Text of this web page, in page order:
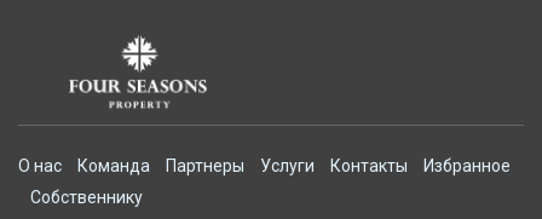
О нас Команда Партнеры Услуги Контакты
Избранное
Собственнику